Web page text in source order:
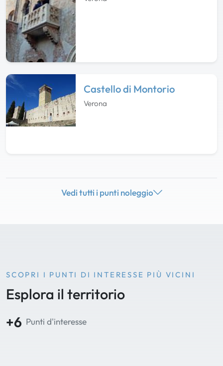
Castello di Montorio
Verona
Vedi tutti i punti noleggio
SCOPRI I PUNTI DI INTERESSE PIÙ VICINI
Esplora il territorio
+6 Punti d'interesse